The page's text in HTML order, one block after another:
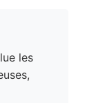
les